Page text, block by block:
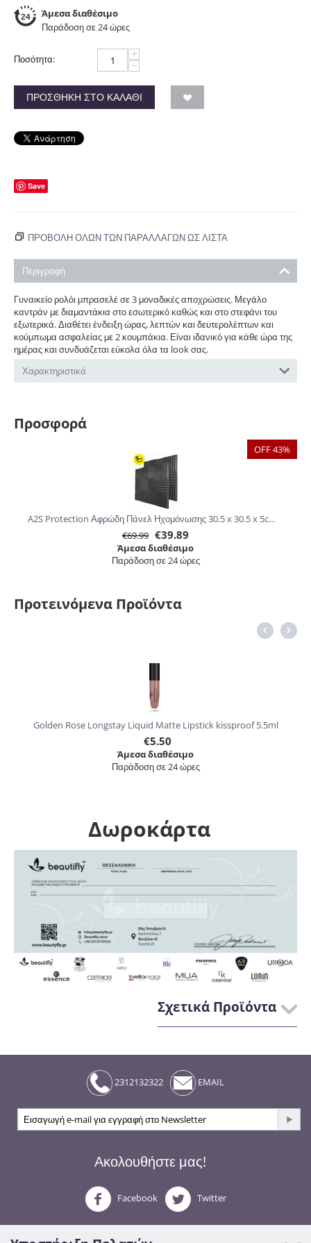
Άμεσα διαθέσιμο
Παράδοση σε 24 ώρες
Ποσότητα: +
−
ΠΡΟΣΘΉΚΗ ΣΤΟ ΚΑΛΆΘΙ
Save
ΠΡΟΒΟΛΗ ΟΛΩΝ ΤΩΝ ΠΑΡΑΛΛΑΓΏΝ ΩΣ ΛΊΣΤΑ
Περιγραφή
Γυναικείο ρολόι μπρασελέ σε 3 μοναδικές αποχρώσεις. Μεγάλο
καντράν με διαμαντάκια στο εσωτερικό καθώς και στο στεφάνι του
εξωτερικά. Διαθέτει ένδειξη ώρας, λεπτών και δευτερολέπτων και
κούμπωμα ασφαλείας με 2 κουμπάκια. Είναι ιδανικό για κάθε ώρα της
ημέρας και συνδυάζεται εύκολα όλα τα look σας.
Χαρακτηριστικά
Προσφορά
OFF 43%
A2S Protection Αφρώδη Πάνελ Ηχομόνωσης 30.5 x 30.5 x 5cm 24τμχ
€69.99 €39.89
Άμεσα διαθέσιμο
Παράδοση σε 24 ώρες
Προτεινόμενα Προϊόντα
Golden Rose Longstay Liquid Matte Lipstick kissproof 5.5ml
€5.50
Άμεσα διαθέσιμο
Παράδοση σε 24 ώρες
Δωροκάρτα
Σχετικά Προϊόντα
2312132322 EMAIL
Ακολουθήστε μας!
Facebook Twitter